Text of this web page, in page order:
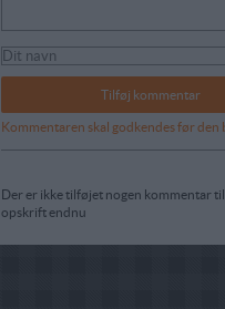
Kommentaren skal godkendes før den
Der er ikke tilføjet nogen kommentar
opskrift endnu